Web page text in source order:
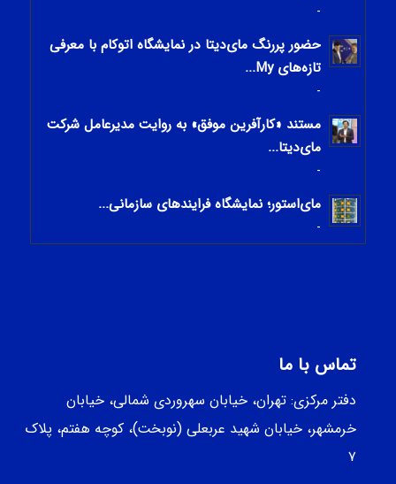
-
حضور پررنگ مای‌دیتا در نمایشگاه اتوکام با معرفی
تازه‌های My...
-
مستند «کارآفرین موفق» به روایت مدیرعامل شرکت
مای‌دیتا...
-
مای‌استور؛ نمایشگاه فرایندهای سازمانی...
-
تماس با ما
دفتر مرکزی: تهران، خیابان سهروردی شمالی، خيابان
خرمشهر، خيابان شهيد عربعلی (نوبخت)، کوچه هفتم، پلاک
۷